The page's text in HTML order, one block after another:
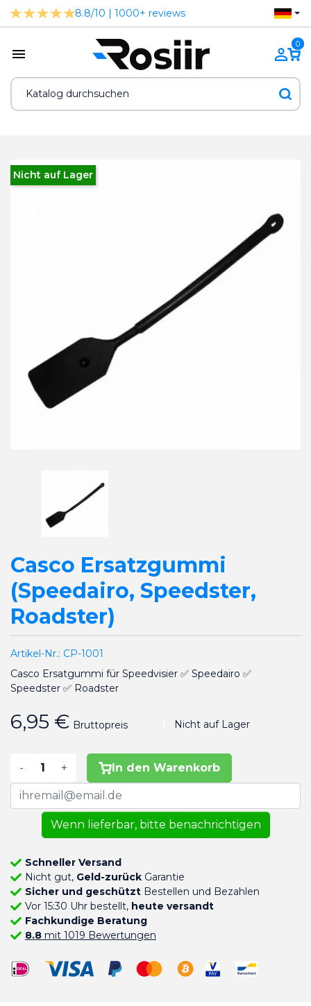
8.8/10 | 1000+ reviews
0
Nicht auf Lager
Casco Ersatzgummi
(Speedairo, Speedster,
Roadster)
Artikel-Nr.: CP-1001
Casco Ersatgummi für Speedvisier ✅ Speedairo ✅
Speedster ✅ Roadster
6,95 € Bruttopreis Nicht auf Lager
- + In den Warenkorb
Wenn lieferbar, bitte benachrichtigen
Schneller Versand
Nicht gut, Geld-zurückGarantie
Sicher und geschütztBestellen und Bezahlen
Vor 15:30 Uhr bestellt, heute versandt
Fachkundige Beratung
8.8mit 1019 Bewertungen